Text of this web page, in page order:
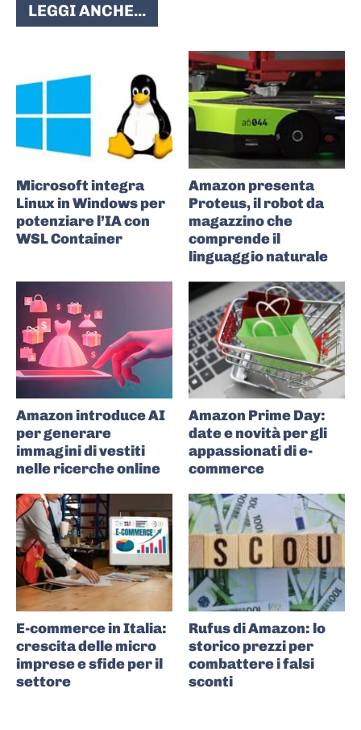
LEGGI ANCHE...
Microsoft integra
Linux in Windows per
potenziare l’IA con
WSL Container
Amazon presenta
Proteus, il robot da
magazzino che
comprende il
linguaggio naturale
Amazon introduce AI
per generare
immagini di vestiti
nelle ricerche online
Amazon Prime Day:
date e novità per gli
appassionati di e-
commerce
E-commerce in Italia:
crescita delle micro
imprese e sfide per il
settore
Rufus di Amazon: lo
storico prezzi per
combattere i falsi
sconti